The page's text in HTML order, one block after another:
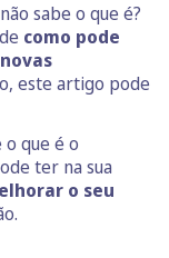
sabe o que é?
como pode
este artigo pode
que é o
ter na sua
o seu